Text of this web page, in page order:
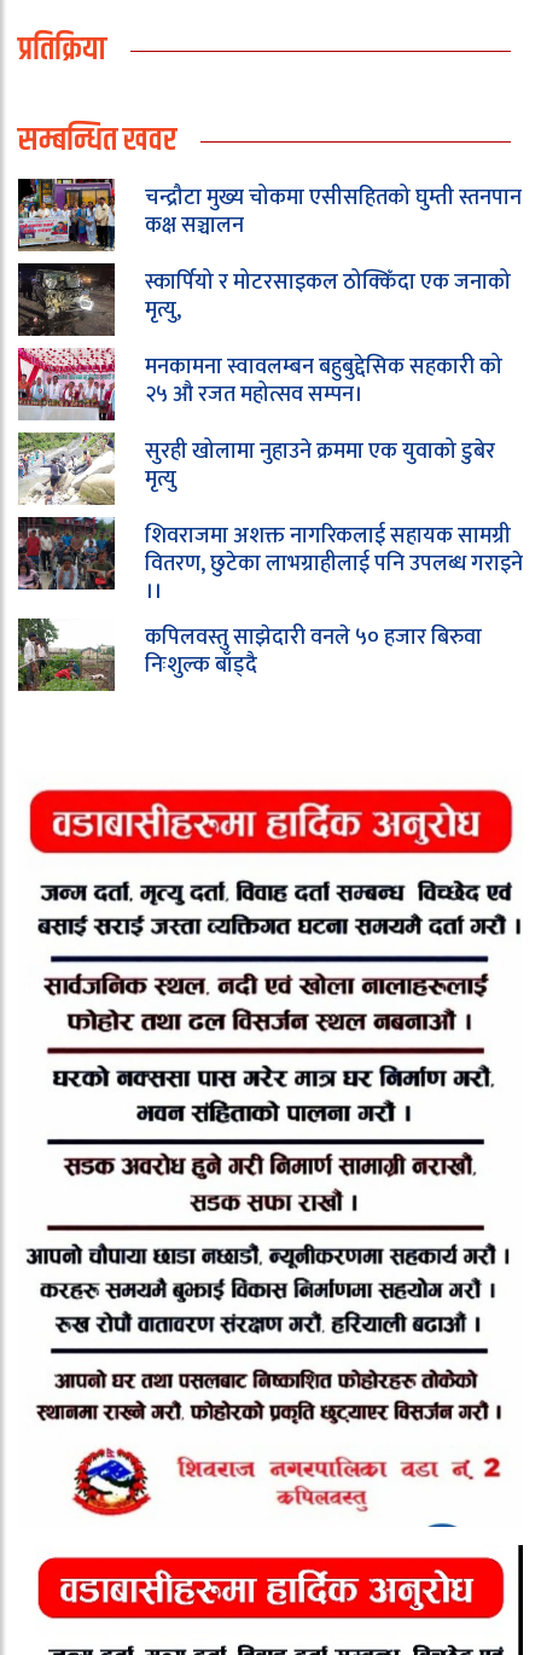
प्रतिक्रिया
सम्बन्धित खवर
चन्द्रौटा मुख्य चोकमा एसीसहितको घुम्ती स्तनपान
कक्ष सञ्चालन
स्कार्पियो र मोटरसाइकल ठोक्किँदा एक जनाको
मृत्यु,
मनकामना स्वावलम्बन बहुबुद्देसिक सहकारी को
२५ औ रजत महोत्सव सम्पन।
सुरही खोलामा नुहाउने क्रममा एक युवाको डुबेर
मृत्यु
शिवराजमा अशक्त नागरिकलाई सहायक सामग्री
वितरण, छुटेका लाभग्राहीलाई पनि उपलब्ध गराइने
।।
कपिलवस्तु साझेदारी वनले ५० हजार बिरुवा
निःशुल्क बाँड्दै